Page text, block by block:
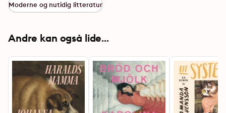
Moderne og nutidig litteratur
Andre kan også lide...